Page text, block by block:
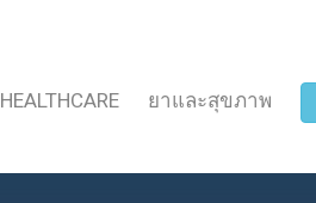
HEALTHCARE ยาและสุขภาพ